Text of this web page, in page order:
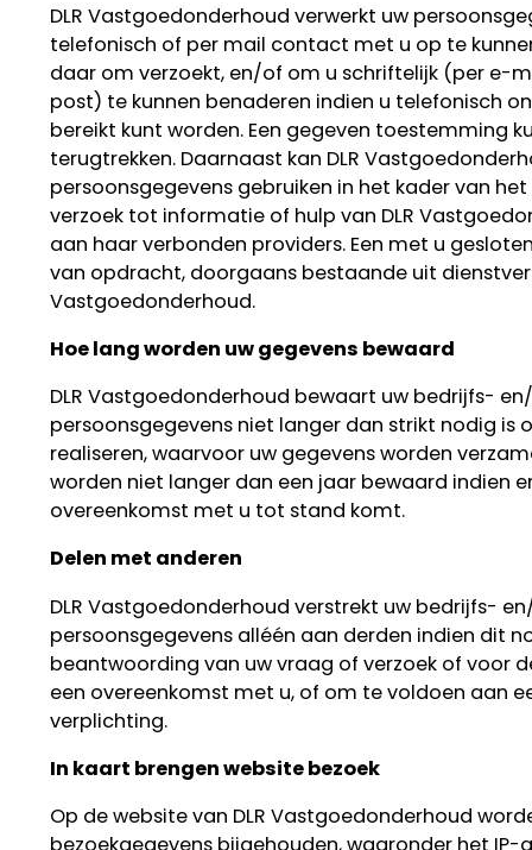
DLR Vastgoedonderhoud verwerkt uw
telefonisch of per mail contact met u op te
daar om verzoekt, en/of om u schriftelijk (per e-
post) te kunnen benaderen indien u telefonisch
bereikt kunt worden. Een gegeven toestemming
terugtrekken. Daarnaast kan DLR
persoonsgegevens gebruiken in het kader van
verzoek tot informatie of hulp van DLR
aan haar verbonden providers. Een met u
van opdracht, doorgaans bestaande uit
Vastgoedonderhoud.
Hoe lang worden uw gegevens bewaard
DLR Vastgoedonderhoud bewaart uw bedrijfs-
persoonsgegevens niet langer dan strikt nodig is
realiseren, waarvoor uw gegevens worden
worden niet langer dan een jaar bewaard indien
overeenkomst met u tot stand komt.
Delen met anderen
DLR Vastgoedonderhoud verstrekt uw bedrijfs-
persoonsgegevens alléén aan derden indien dit
beantwoording van uw vraag of verzoek of voor
een overeenkomst met u, of om te voldoen aan
verplichting.
In kaart brengen website bezoek
Op de website van DLR Vastgoedonderhoud